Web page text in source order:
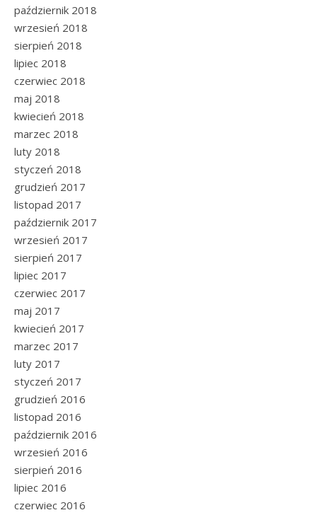
październik 2018
wrzesień 2018
sierpień 2018
lipiec 2018
czerwiec 2018
maj 2018
kwiecień 2018
marzec 2018
luty 2018
styczeń 2018
grudzień 2017
listopad 2017
październik 2017
wrzesień 2017
sierpień 2017
lipiec 2017
czerwiec 2017
maj 2017
kwiecień 2017
marzec 2017
luty 2017
styczeń 2017
grudzień 2016
listopad 2016
październik 2016
wrzesień 2016
sierpień 2016
lipiec 2016
czerwiec 2016